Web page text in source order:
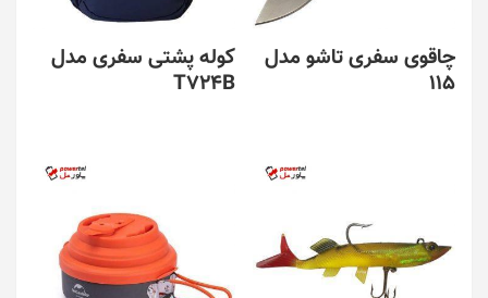
صفحه
محصول
چاقوی سفری تاشو مدل
115
کوله پشتی سفری مدل
T724B